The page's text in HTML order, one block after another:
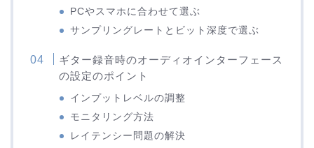
PCやスマホに合わせて選ぶ
サンプリングレートとビット深度で選ぶ
ギター録音時のオーディオインターフェース
の設定のポイント
インプットレベルの調整
モニタリング方法
レイテンシー問題の解決